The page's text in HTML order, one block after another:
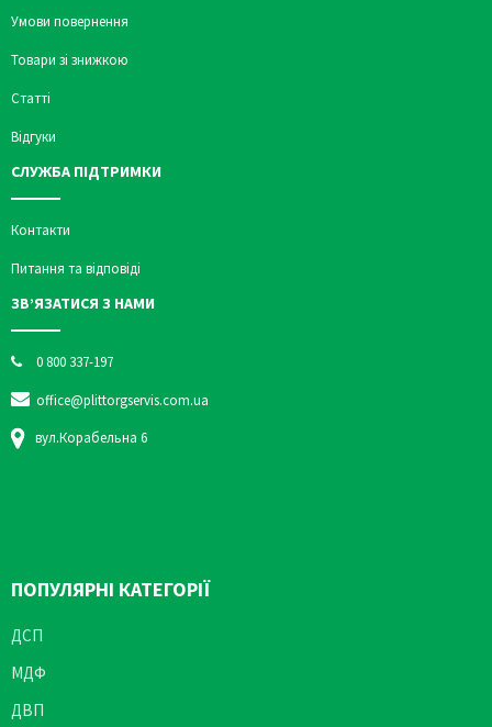
Умови повернення
Товари зі знижкою
Статті
Відгуки
СЛУЖБА ПІДТРИМКИ
Контакти
Питання та відповіді
ЗВ’ЯЗАТИСЯ З НАМИ
0 800 337-197
office@plittorgservis.com.ua
вул.Корабельна 6
ПОПУЛЯРНІ КАТЕГОРІЇ
ДСП
МДФ
ДВП